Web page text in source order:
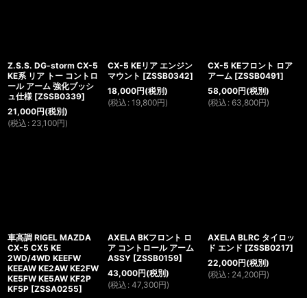
Z.S.S. DG-storm CX-5
KE系 リア トー コントロ
ール アーム 強化ブッシ
ュ仕様 [ZSSB0339]
21,000円(税別)
(税込 : 23,100円)
CX-5 KEリア エンジン
マウント [ZSSB0342]
18,000円(税別)
(税込 : 19,800円)
CX-5 KEフロント ロア
アーム [ZSSB0491]
58,000円(税別)
(税込 : 63,800円)
車高調 RIGEL MAZDA
CX-5 CX5 KE
2WD/4WD KEEFW
KEEAW KE2AW KE2FW
KE5FW KE5AW KF2P
KF5P [ZSSA0255]
AXELA BKフロント ロ
ア コントロール アーム
ASSY [ZSSB0159]
43,000円(税別)
(税込 : 47,300円)
AXELA BLRC タイロッ
ド エンド [ZSSB0217]
22,000円(税別)
(税込 : 24,200円)